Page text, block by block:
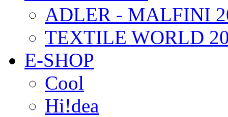
ADLER - MALFINI
TEXTILE WORLD
E-SHOP
Cool
Hi!dea